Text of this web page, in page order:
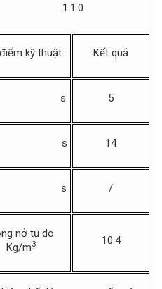
1.1.0
kỹ thuật Kết quả
s 5
s 14
s /
nở tụ do
Kg/m3 10.4